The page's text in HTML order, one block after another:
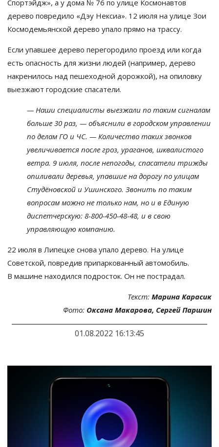
Спортэйдж», а у дома № 76 по улице Космонавтов
дерево повредило «Дэу Нексиа». 12 июля на улице Зои
Космодемьянской дерево упало прямо на трассу.
Если упавшее дерево перегородило проезд или когда
есть опасность для жизни людей (например, дерево
накренилось над пешеходной дорожкой), на опиловку
выезжают городские спасатели.
— Наши специалисты выезжали по таким сигналам
больше 30 раз, — объяснили в городском управлении
по делам ГО и ЧС. — Количество таких звонков
увеличивается после гроз, ураганов, шквалистого
ветра. 9 июля, после непогоды, спасатели трижды
опиливали деревья, упавшие на дорогу по улицам
Студёновской и Ушинского. Звонить по таким
вопросам можно не только нам, но и в Единую
диспетчерскую: 8-800-450-48-48, и в свою
управляющую компанию.
22 июля в Липецке снова упало дерево. На улице
Советской, повредив припаркованный автомобиль.
В машине находился подросток. Он не пострадал.
Текст: Марина Карасик
Фото: Оксана Макарова, Сергей Паршин
01.08.2022 16:13:45